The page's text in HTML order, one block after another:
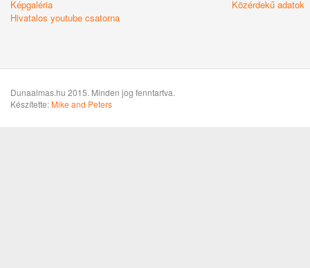
Képgaléria
Hivatalos youtube csatorna
Közérdekű adatok
Dunaalmas.hu 2015. Minden jog fenntartva.
Készítette:Mike and Peters